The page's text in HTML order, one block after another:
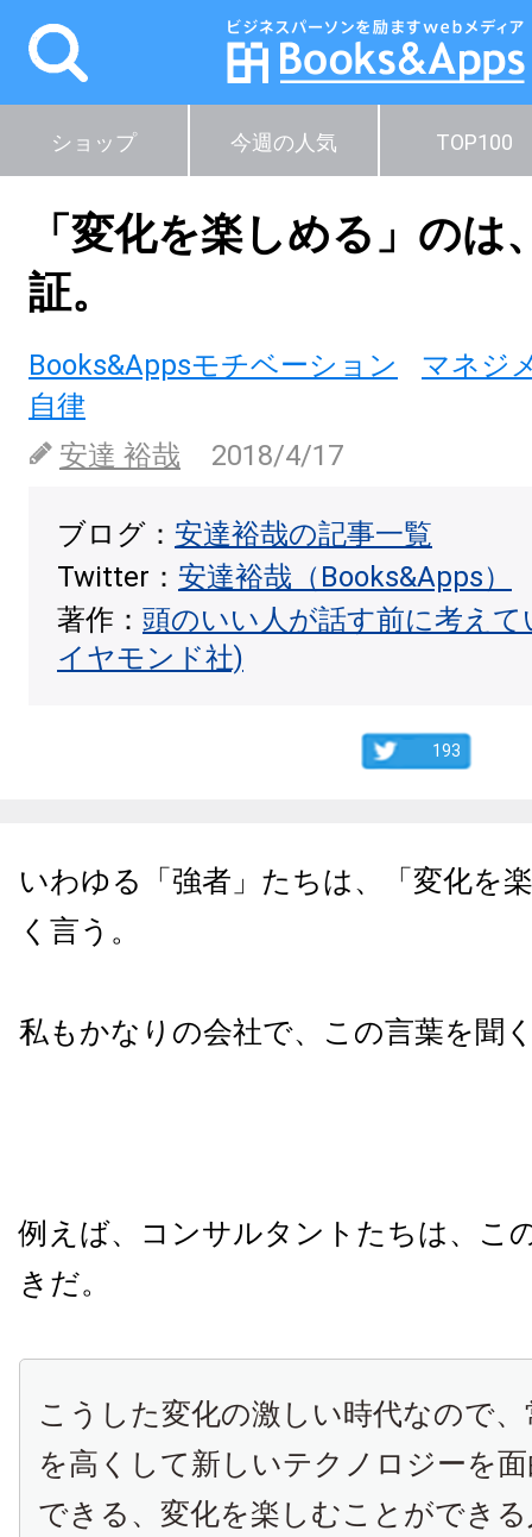
ショップ 今週の人気 TOP100
「変化を楽しめる」のは
証。
Books&Appsモチベーション
マネジ
自律
安達 裕哉
2018/4/17
ブログ： 安達裕哉の記事一覧
Twitter： 安達裕哉（Books&Apps）
著作： 頭のいい人が話す前に考え
イヤモンド社)
193
いわゆる「強者」たちは、「変化を
く言う。
私もかなりの会社で、この言葉を聞
例えば、コンサルタントたちは、こ
きだ。
こうした変化の激しい時代なので
を高くして新しいテクノロジーを
できる、変化を楽しむことができ